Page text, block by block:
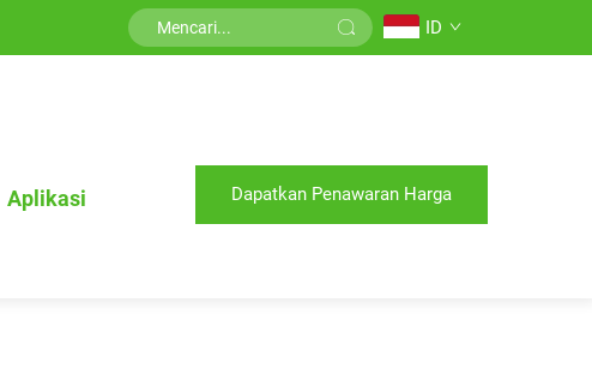
ID
Aplikasi Dapatkan Penawaran Harga